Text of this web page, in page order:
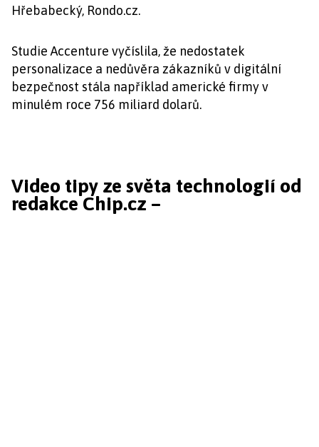
Hřebabecký, Rondo.cz.
Studie Accenture vyčíslila, že nedostatek
personalizace a nedůvěra zákazníků v digitální
bezpečnost stála například americké firmy v
minulém roce 756 miliard dolarů.
Video tipy ze světa technologií od
redakce Chip.cz –